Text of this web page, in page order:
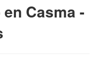
Casma -